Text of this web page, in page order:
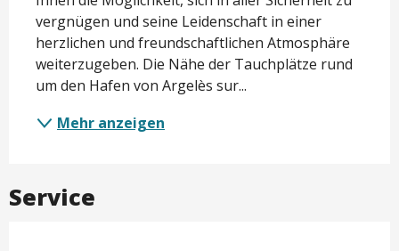
vergnügen und seine Leidenschaft in einer
herzlichen und freundschaftlichen Atmosphäre
weiterzugeben. Die Nähe der Tauchplätze rund
um den Hafen von Argelès sur...
Mehr anzeigen
Service